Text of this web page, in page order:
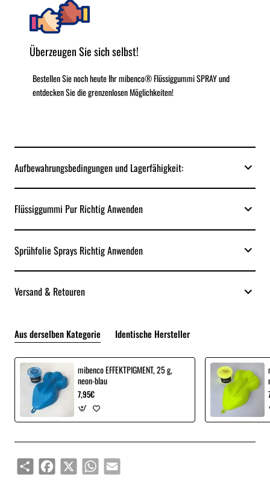
Überzeugen Sie sich selbst!
Bestellen Sie noch heute Ihr mibenco® Flüssiggummi SPRAY und
entdecken Sie die grenzenlosen Möglichkeiten!
Aufbewahrungsbedingungen und Lagerfähigkeit:
Flüssiggummi Pur Richtig Anwenden
Sprühfolie Sprays Richtig Anwenden
Versand & Retouren
Aus derselben Kategorie Identische Hersteller
mibenco EFFEKTPIGMENT, 25 g,
neon-blau
7,95€
ShareFacebook
X WhatsAppEmail